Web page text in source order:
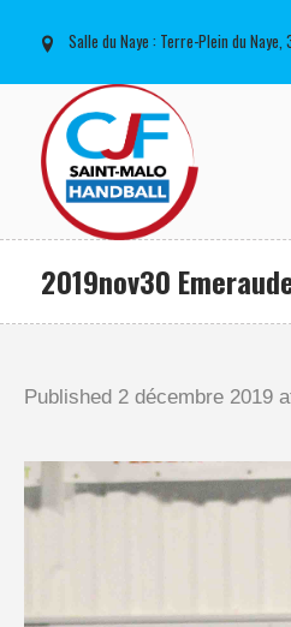
Salle du Naye : Terre-Plein du
2019nov30
Published 2 décembre 2019